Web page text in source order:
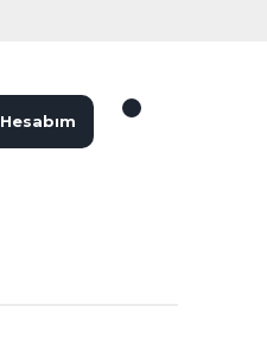
Hesabım